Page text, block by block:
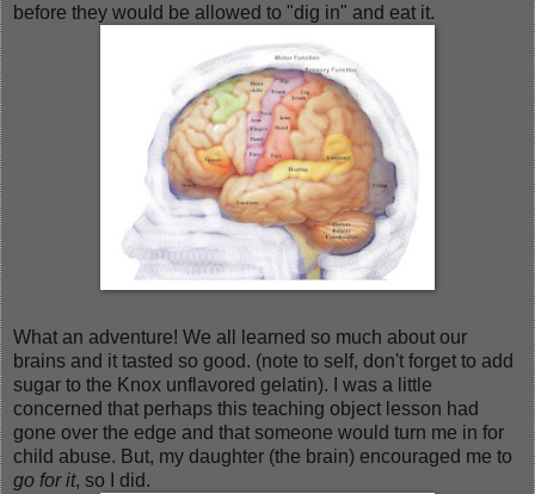
before they would be allowed to "dig in" and eat it.
What an adventure! We all learned so much about our
brains and it tasted so good. (note to self, don't forget to add
sugar to the Knox unflavored gelatin). I was a little
concerned that perhaps this teaching object lesson had
gone over the edge and that someone would turn me in for
child abuse. But, my daughter (the brain) encouraged me to
go for it, so I did.